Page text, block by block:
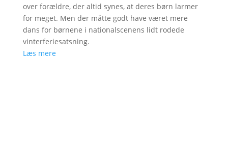
over forældre, der altid synes, at deres børn larmer
for meget. Men der måtte godt have været mere
dans for børnene i nationalscenens lidt rodede
vinterferiesatsning.
Læs mere